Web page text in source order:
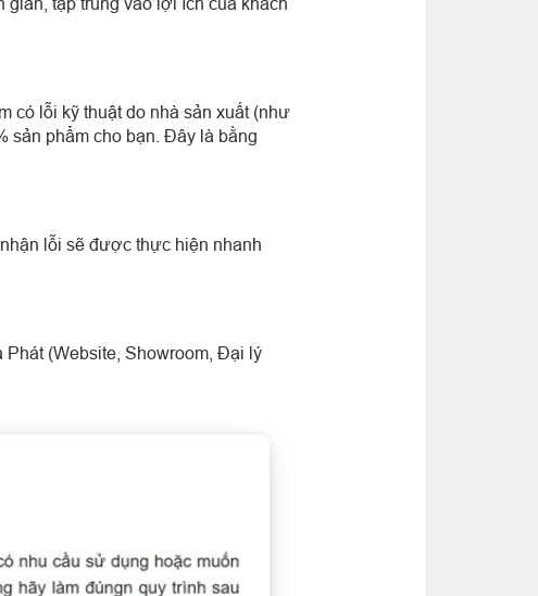
có lỗi kỹ thuật do nhà sản xuất (như
sản phẩm cho bạn. Đây là bằng
lỗi sẽ được thực hiện nhanh
(Website, Showroom, Đại lý